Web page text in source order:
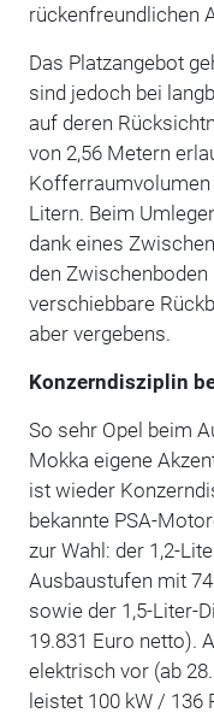
rückenfreundlichen
Das Platzangebot
sind jedoch bei
auf deren
von 2,56 Metern
Kofferraumvolumen
Litern. Beim
dank eines
den
verschiebbare
aber vergebens.
Konzerndisziplin
So sehr Opel beim
Mokka eigene
ist wieder
bekannte PSA-
zur Wahl: der 1,2-
Ausbaustufen mit
sowie der 1,5-Liter-
19.831 Euro netto).
elektrisch vor (ab
leistet 100 kW / 136